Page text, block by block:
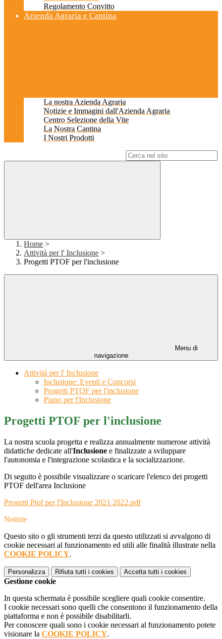
Regolamento Convitto
Azienda Agraria e Cantina
La nostra Azienda Agraria
Notizie e Immagini dall'Azienda Agraria
Centro Selezione della Vite
La Nostra Cantina
I Nostri Prodotti
Home >
Attività per l' Inclusione >
Progetti PTOF per l'inclusione
Menu di
navigazione
Attività per l' Inclusione
Inclusione: Eventi e Concorsi
Progetti PTOF per l'inclusione
Piano per l'Inclusione
Progetti PTOF per l'inclusione
La nostra scuola progetta e realizza annualmente numerose attività
didattiche dedicate all'Inclusione e finalizzate a sviluppare
l'autonomia e l'integrazione scolastica e la socializzazione.
Di seguito è possibile visualizzare o scaricare l'elenco dei progetti
PTOF dell'area Inclusione
Progetti Ptof per l'Inclusione 2021 2022.pdf
Notizie
Questo sito o gli strumenti terzi da questo utilizzati si avvalgono di
cookie necessari al funzionamento ed utili alle finalità illustrate nella
COOKIE POLICY.
Personalizza Rifiuta tutti i cookies Accetta tutti i cookies
Gestione cookie
In questa schermata è possibile scegliere quali cookie consentire.
I cookie necessari sono quelli che consentono il funzionamento della
piattaforma e non è possibile disabilitarli.
Per conoscere quali sono i cookie necessari al funzionamento potete
visionare la COOKIE POLICY.